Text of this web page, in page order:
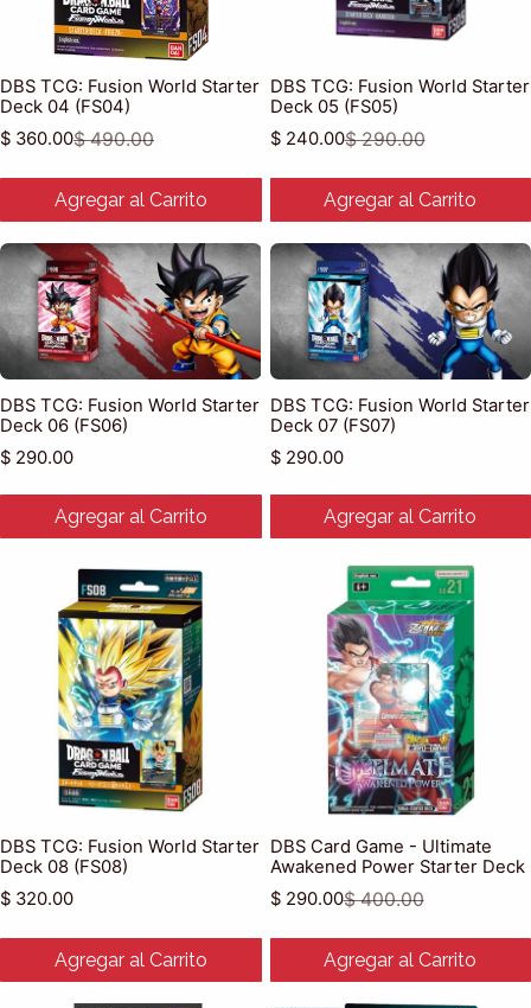
DBS TCG: Fusion World Starter
Deck 04 (FS04)
Precio de venta
$ 360.00
Precio habitual
$ 490.00
Agregar al Carrito
DBS TCG: Fusion World Starter
Deck 05 (FS05)
Precio de venta
$ 240.00
Precio habitual
$ 290.00
Agregar al Carrito
DBS TCG: Fusion World Starter
Deck 06 (FS06)
Precio habitual
$ 290.00
Agregar al Carrito
DBS TCG: Fusion World Starter
Deck 07 (FS07)
Precio habitual
$ 290.00
Agregar al Carrito
DBS TCG: Fusion World Starter
Deck 08 (FS08)
Precio habitual
$ 320.00
Agregar al Carrito
DBS Card Game - Ultimate
Awakened Power Starter Deck
Precio de venta
$ 290.00
Precio habitual
$ 400.00
Agregar al Carrito